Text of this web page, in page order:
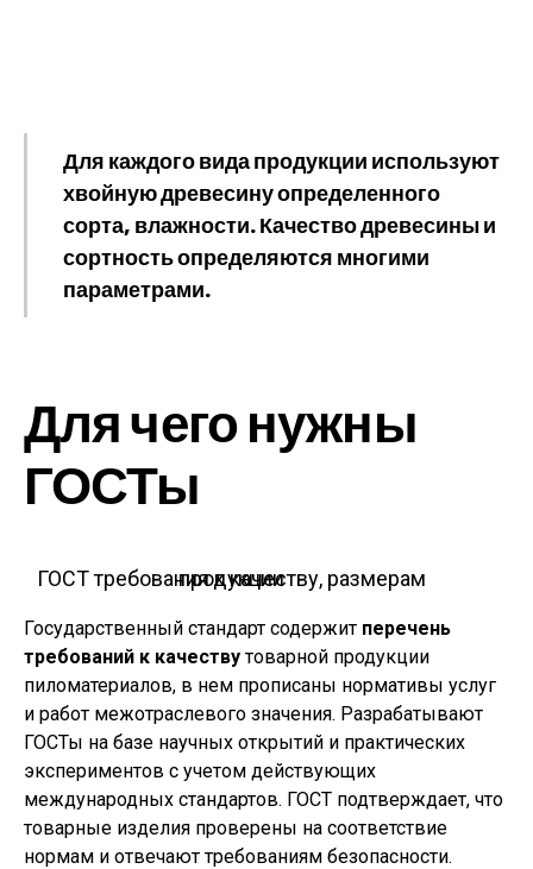
Для каждого вида продукции используют
хвойную древесину определенного
сорта, влажности. Качество древесины и
сортность определяются многими
параметрами.
Для чего нужны
ГОСТы
ГОСТ требования к качеству, размерам продукции
Государственный стандарт содержит перечень
требований к качествутоварной продукции
пиломатериалов, в нем прописаны нормативы услуг
и работ межотраслевого значения. Разрабатывают
ГОСТы на базе научных открытий и практических
экспериментов с учетом действующих
международных стандартов. ГОСТ подтверждает, что
товарные изделия проверены на соответствие
нормам и отвечают требованиям безопасности.